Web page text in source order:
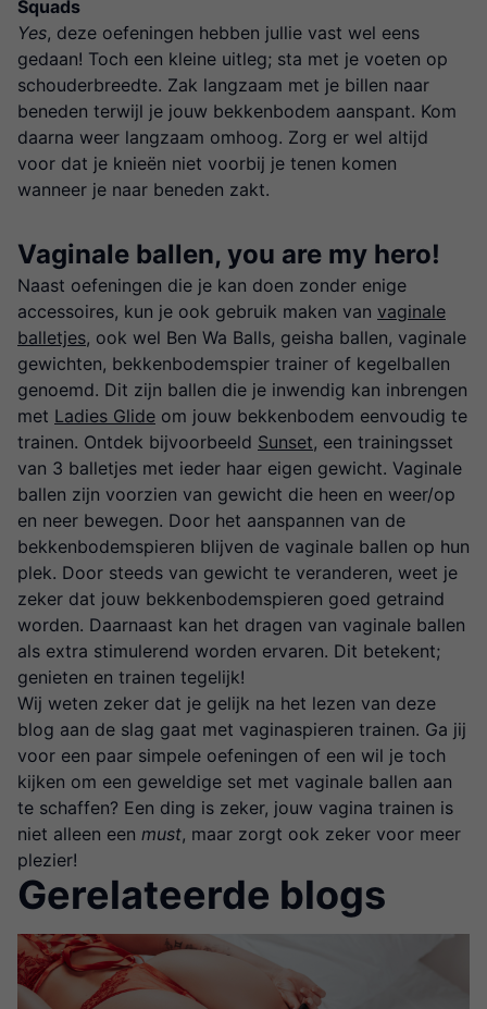
Squads
Yes, deze oefeningen hebben jullie vast wel eens
gedaan! Toch een kleine uitleg; sta met je voeten op
schouderbreedte. Zak langzaam met je billen naar
beneden terwijl je jouw bekkenbodem aanspant. Kom
daarna weer langzaam omhoog. Zorg er wel altijd
voor dat je knieën niet voorbij je tenen komen
wanneer je naar beneden zakt.
Vaginale ballen, you are my hero!
Naast oefeningen die je kan doen zonder enige
accessoires, kun je ook gebruik maken van vaginale
balletjes, ook wel Ben Wa Balls, geisha ballen, vaginale
gewichten, bekkenbodemspier trainer of kegelballen
genoemd. Dit zijn ballen die je inwendig kan inbrengen
met Ladies Glide om jouw bekkenbodem eenvoudig te
trainen. Ontdek bijvoorbeeld Sunset, een trainingsset
van 3 balletjes met ieder haar eigen gewicht. Vaginale
ballen zijn voorzien van gewicht die heen en weer/op
en neer bewegen. Door het aanspannen van de
bekkenbodemspieren blijven de vaginale ballen op hun
plek. Door steeds van gewicht te veranderen, weet je
zeker dat jouw bekkenbodemspieren goed getraind
worden. Daarnaast kan het dragen van vaginale ballen
als extra stimulerend worden ervaren. Dit betekent;
genieten en trainen tegelijk!
Wij weten zeker dat je gelijk na het lezen van deze
blog aan de slag gaat met vaginaspieren trainen. Ga jij
voor een paar simpele oefeningen of een wil je toch
kijken om een geweldige set met vaginale ballen aan
te schaffen? Een ding is zeker, jouw vagina trainen is
niet alleen een must, maar zorgt ook zeker voor meer
plezier!
Gerelateerde blogs